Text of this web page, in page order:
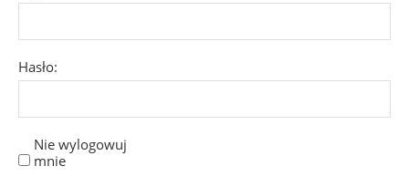
Hasło:
Nie wylogowuj
mnie